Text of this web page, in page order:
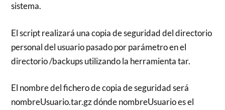
sistema.
El script realizará una copia de seguridad del directorio
personal del usuario pasado por parámetro en el
directorio /backups utilizando la herramienta tar.
El nombre del fichero de copia de seguridad será
nombreUsuario.tar.gz dónde nombreUsuario es el